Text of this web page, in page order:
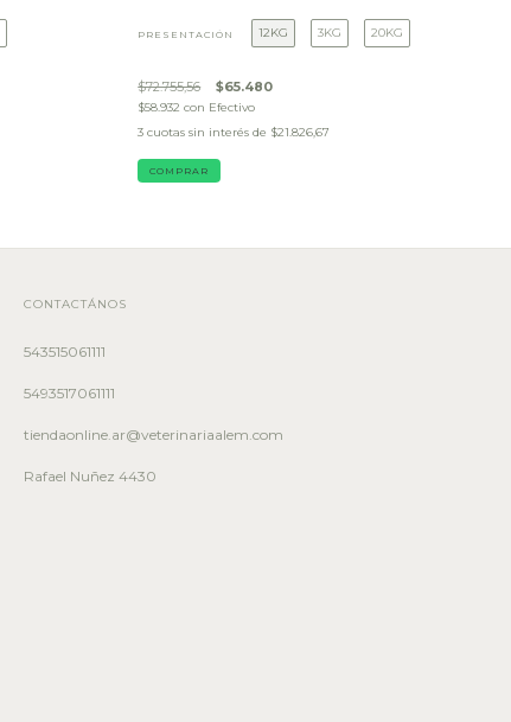
PRESENTACIÓN 12KG 3KG 20KG
$72.755,56 $65.480
$58.932con Efectivo
3 cuotas sin interés de $21.826,67
COMPRAR
CONTACTÁNOS
543515061111
5493517061111
tiendaonline.ar@veterinariaalem.com
Rafael Nuñez 4430